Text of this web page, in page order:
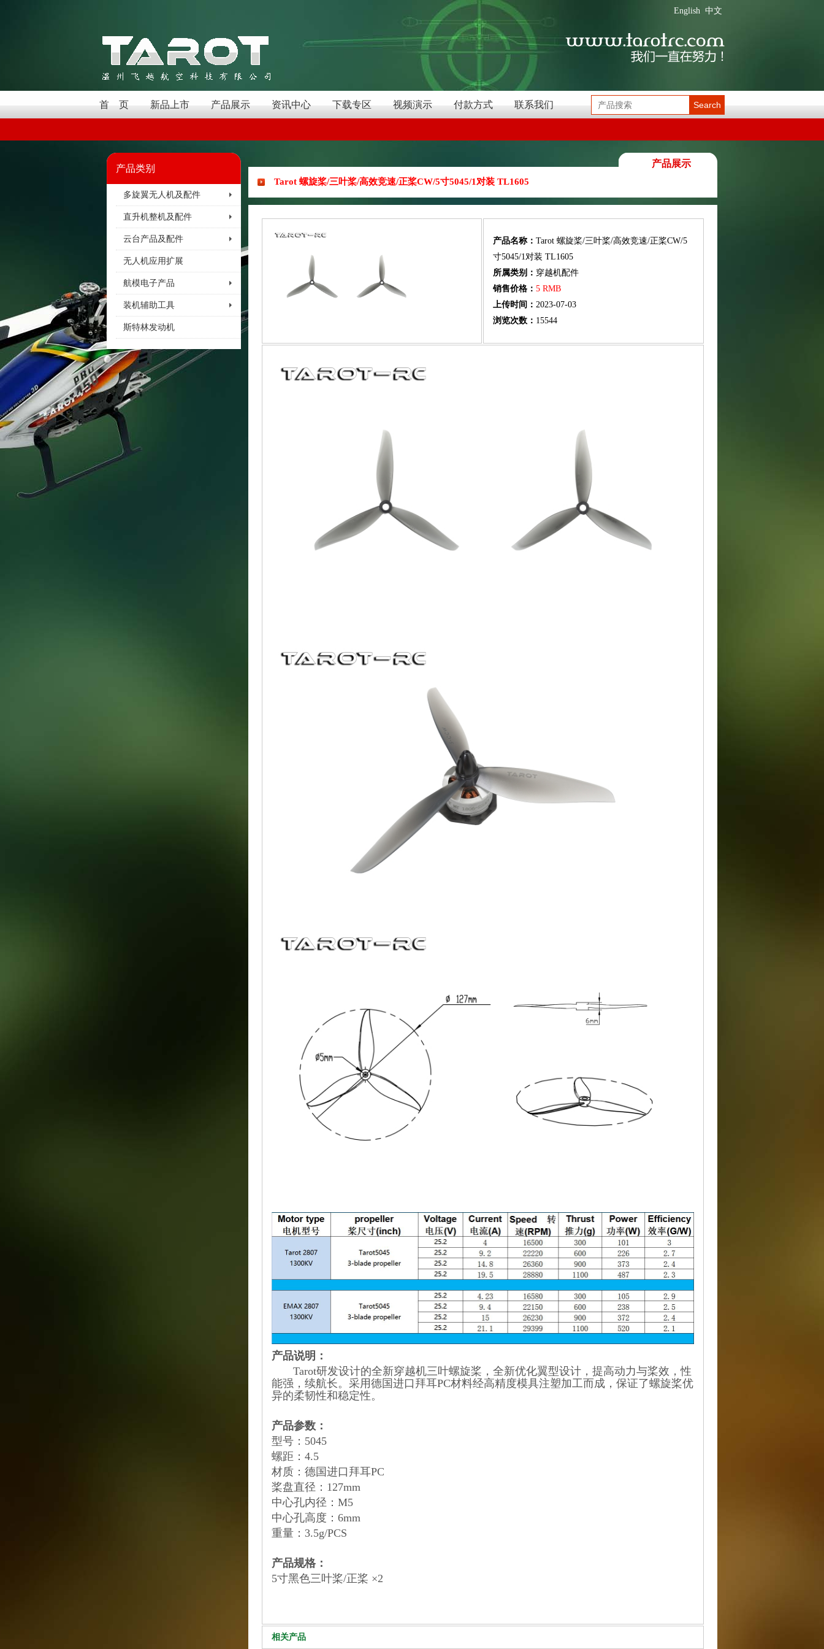
中文
English
首 页 新品上市 产品展示 资讯中心 下载专区 视频演示 付款方式 联系我们 Search
产品类别
多旋翼无人机及配件
直升机整机及配件
云台产品及配件
无人机应用扩展
航模电子产品
装机辅助工具
斯特林发动机
产品展示
Tarot 螺旋桨/三叶桨/高效竞速/正桨CW/5寸5045/1对装 TL1605
产品名称： Tarot 螺旋桨/三叶桨/高效竞速/正桨CW/5
寸5045/1对装 TL1605
所属类别： 穿越机配件
销售价格： 5 RMB
上传时间： 2023-07-03
浏览次数： 15544
产品说明：
Tarot研发设计的全新穿越机三叶螺旋桨，全新优化翼型设计，提高动力与桨效，性
能强，续航长。采用德国进口拜耳PC材料经高精度模具注塑加工而成，保证了螺旋桨优
异的柔韧性和稳定性。
产品参数：
型号：5045
螺距：4.5
材质：德国进口拜耳PC
桨盘直径：127mm
中心孔内径：M5
中心孔高度：6mm
重量：3.5g/PCS
产品规格：
5寸黑色三叶桨/正桨 ×2
相关产品